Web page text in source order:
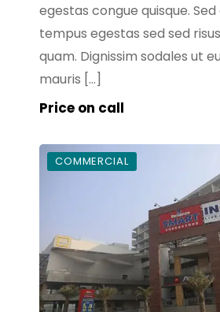
egestas congue quisque.
tempus egestas sed sed
quam. Dignissim sodales ut
mauris […]
Price on call
COMMERCIAL